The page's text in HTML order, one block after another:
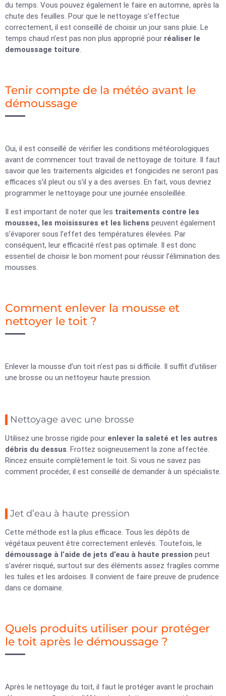
du temps. Vous pouvez également le faire en automne, après la
chute des feuilles. Pour que le nettoyage s’effectue
correctement, il est conseillé de choisir un jour sans pluie. Le
temps chaud n’est pas non plus approprié pour réaliser le
demoussage toiture.
Tenir compte de la météo avant le
démoussage
Oui, il est conseillé de vérifier les conditions météorologiques
avant de commencer tout travail de nettoyage de toiture. Il faut
savoir que les traitements algicides et fongicides ne seront pas
efficaces s’il pleut ou s’il y a des averses. En fait, vous devriez
programmer le nettoyage pour une journée ensoleillée.
Il est important de noter que les traitements contre les
mousses, les moisissures et les lichens peuvent également
s’évaporer sous l’effet des températures élevées. Par
conséquent, leur efficacité n’est pas optimale. Il est donc
essentiel de choisir le bon moment pour réussir l’élimination des
mousses.
Comment enlever la mousse et
nettoyer le toit ?
Enlever la mousse d’un toit n’est pas si difficile. Il suffit d’utiliser
une brosse ou un nettoyeur haute pression.
Nettoyage avec une brosse
Utilisez une brosse rigide pour enlever la saleté et les autres
débris du dessus. Frottez soigneusement la zone affectée.
Rincez ensuite complètement le toit. Si vous ne savez pas
comment procéder, il est conseillé de demander à un spécialiste.
Jet d’eau à haute pression
Cette méthode est la plus efficace. Tous les dépôts de
végétaux peuvent être correctement enlevés. Toutefois, le
démoussage à l’aide de jets d’eau à haute pression peut
s’avérer risqué, surtout sur des éléments assez fragiles comme
les tuiles et les ardoises. Il convient de faire preuve de prudence
dans ce domaine.
Quels produits utiliser pour protéger
le toit après le démoussage ?
Après le nettoyage du toit, il faut le protéger avant le prochain